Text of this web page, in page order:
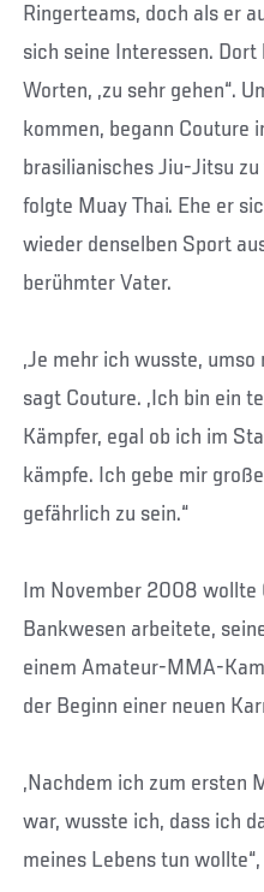
Ringerteams, doch als er
sich seine Interessen.
Worten, „zu sehr gehen“.
kommen, begann Couture
brasilianisches Jiu-Jitsu
folgte Muay Thai. Ehe er
wieder denselben Sport
berühmter Vater.
„Je mehr ich wusste,
sagt Couture. „Ich bin ein
Kämpfer, egal ob ich im
kämpfe. Ich gebe mir
gefährlich zu sein.“
Im November 2008 wollte
Bankwesen arbeitete,
einem Amateur-MMA-
der Beginn einer neuen
„Nachdem ich zum ersten
war, wusste ich, dass ich
meines Lebens tun